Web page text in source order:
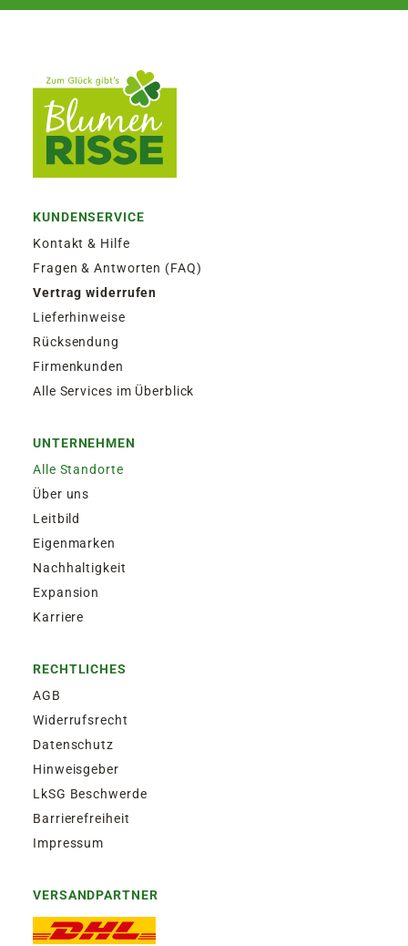
KUNDENSERVICE
Kontakt & Hilfe
Fragen & Antworten (FAQ)
Vertrag widerrufen
Lieferhinweise
Rücksendung
Firmenkunden
Alle Services im Überblick
UNTERNEHMEN
Alle Standorte
Über uns
Leitbild
Eigenmarken
Nachhaltigkeit
Expansion
Karriere
RECHTLICHES
AGB
Widerrufsrecht
Datenschutz
Hinweisgeber
LkSG Beschwerde
Barrierefreiheit
Impressum
VERSANDPARTNER